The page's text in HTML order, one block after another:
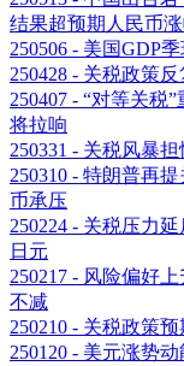
结果超预期人民币
250506 - 美国GDP
250428 - 关税政策
250407 - “对等关税
将拉响
250331 - 关税风暴
250310 - 特朗普再
币承压
250224 - 关税压力
日元
250217 - 风险偏好
不减
250210 - 关税政策
250120 - 美元涨势